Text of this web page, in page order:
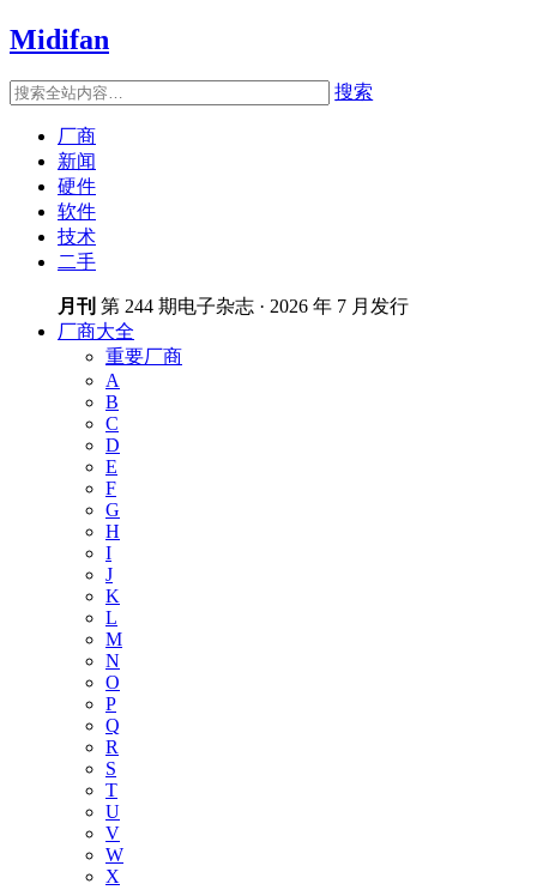
Midifan
搜索
厂商
新闻
硬件
软件
技术
二手
月刊 第 244 期电子杂志 · 2026 年 7 月发行
厂商大全
重要厂商
A
B
C
D
E
F
G
H
I
J
K
L
M
N
O
P
Q
R
S
T
U
V
W
X